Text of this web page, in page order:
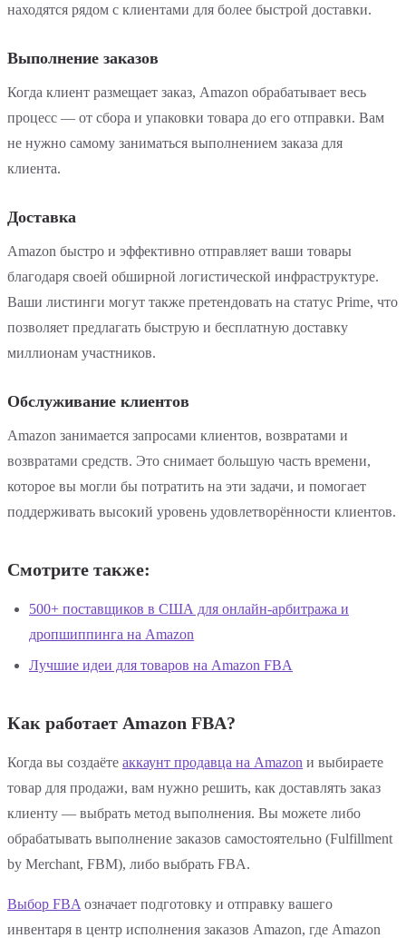
находятся рядом с клиентами для более быстрой доставки.
Выполнение заказов
Когда клиент размещает заказ, Amazon обрабатывает весь
процесс — от сбора и упаковки товара до его отправки. Вам
не нужно самому заниматься выполнением заказа для
клиента.
Доставка
Amazon быстро и эффективно отправляет ваши товары
благодаря своей обширной логистической инфраструктуре.
Ваши листинги могут также претендовать на статус Prime, что
позволяет предлагать быструю и бесплатную доставку
миллионам участников.
Обслуживание клиентов
Amazon занимается запросами клиентов, возвратами и
возвратами средств. Это снимает большую часть времени,
которое вы могли бы потратить на эти задачи, и помогает
поддерживать высокий уровень удовлетворённости клиентов.
Смотрите также:
500+ поставщиков в США для онлайн-арбитража и
дропшиппинга на Amazon
Лучшие идеи для товаров на Amazon FBA
Как работает Amazon FBA?
Когда вы создаёте аккаунт продавца на Amazon и выбираете
товар для продажи, вам нужно решить, как доставлять заказ
клиенту — выбрать метод выполнения. Вы можете либо
обрабатывать выполнение заказов самостоятельно (Fulfillment
by Merchant, FBM), либо выбрать FBA.
Выбор FBA означает подготовку и отправку вашего
инвентаря в центр исполнения заказов Amazon, где Amazon